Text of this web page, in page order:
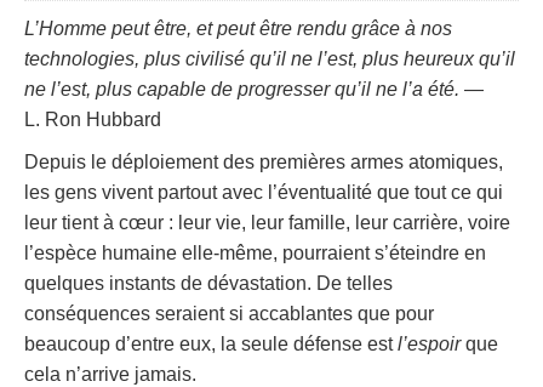
L’Homme peut être, et peut être rendu grâce à nos
technologies, plus civilisé qu’il ne l’est, plus heureux qu’il
ne l’est, plus capable de progresser qu’il ne l’a été. —
L. Ron Hubbard
Depuis le déploiement des premières armes atomiques,
les gens vivent partout avec l’éventualité que tout ce qui
leur tient à cœur : leur vie, leur famille, leur carrière, voire
l’espèce humaine elle-même, pourraient s’éteindre en
quelques instants de dévastation. De telles
conséquences seraient si accablantes que pour
beaucoup d’entre eux, la seule défense estl’espoirque
cela n’arrive jamais.